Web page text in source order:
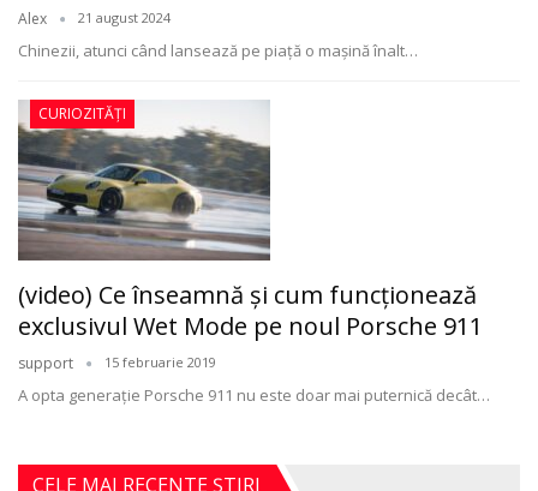
Alex 21 august 2024
Chinezii, atunci când lansează pe piață o mașină înalt…
CURIOZITĂȚI
(video) Ce înseamnă şi cum funcţionează
exclusivul Wet Mode pe noul Porsche 911
support 15 februarie 2019
A opta generație Porsche 911 nu este doar mai puternică decât…
CELE MAI RECENTE ȘTIRI